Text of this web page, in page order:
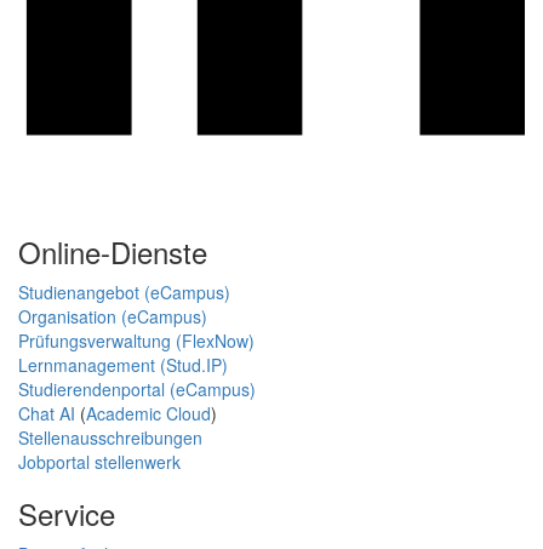
Online-Dienste
Studienangebot (eCampus)
Organisation (eCampus)
Prüfungsverwaltung (FlexNow)
Lernmanagement (Stud.IP)
Studierendenportal (eCampus)
Chat AI (Academic Cloud)
Stellenausschreibungen
Jobportal stellenwerk
Service